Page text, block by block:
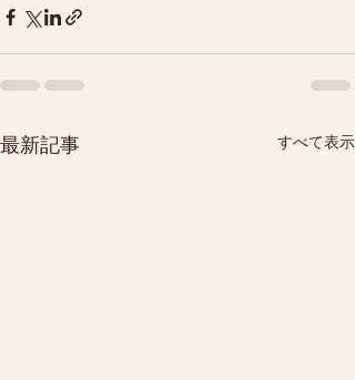
最新記事 すべて表示